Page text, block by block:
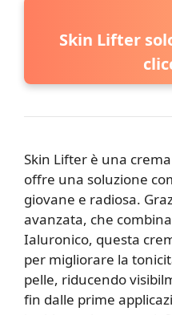
Skin Lifter
Skin Lifter è una
offre una soluzione
giovane e radiosa.
avanzata, che
Ialuronico, questa
per migliorare la
pelle, riducendo
fin dalle prime